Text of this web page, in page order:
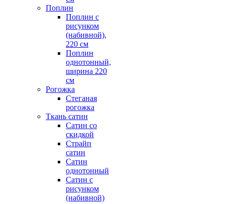
Поплин
Поплин с
рисунком
(набивной),
220 см
Поплин
однотонный,
ширина 220
см
Рогожка
Стеганая
рогожка
Ткань сатин
Сатин со
скидкой
Страйп
сатин
Сатин
однотонный
Сатин с
рисунком
(набивной)